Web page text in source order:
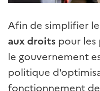
Afin de simplifier
aux droits pour les
le gouvernement
politique
fonctionnement